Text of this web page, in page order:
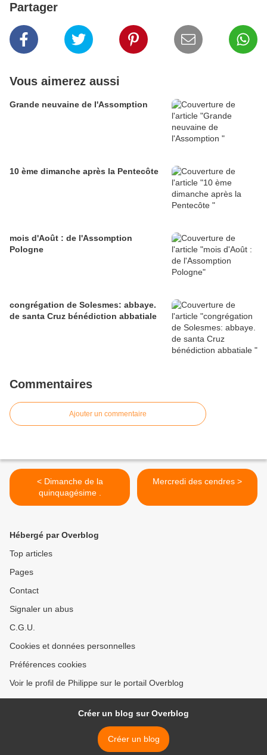
Partager
Vous aimerez aussi
Grande neuvaine de l'Assomption
10 ème dimanche après la Pentecôte
mois d'Août : de l'Assomption
Pologne
congrégation de Solesmes: abbaye.
de santa Cruz bénédiction abbatiale
Commentaires
Ajouter un commentaire
< Dimanche de la
quinquagésime .
Mercredi des cendres >
Hébergé par Overblog
Top articles
Pages
Contact
Signaler un abus
C.G.U.
Cookies et données personnelles
Préférences cookies
Voir le profil de Philippe sur le portail Overblog
Créer un blog sur Overblog
Créer un blog